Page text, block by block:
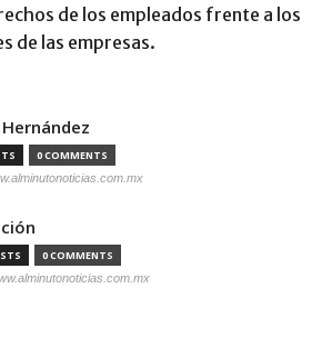
de los empleados frente a los
de las empresas.
0 COMMENTS
0 COMMENTS